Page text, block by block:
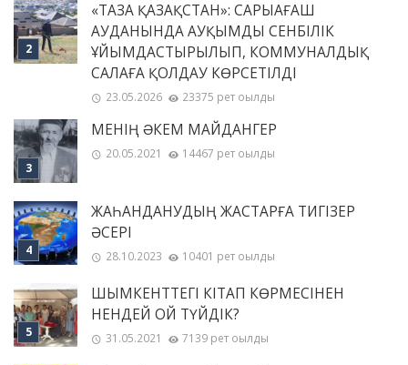
«ТАЗА ҚАЗАҚСТАН»: САРЫАҒАШ
АУДАНЫНДА АУҚЫМДЫ СЕНБІЛІК
ҰЙЫМДАСТЫРЫЛЫП, КОММУНАЛДЫҚ
САЛАҒА ҚОЛДАУ КӨРСЕТІЛДІ
23.05.2026 23375 рет оқылды
МЕНІҢ ƏКЕМ МАЙДАНГЕР
20.05.2021 14467 рет оқылды
ЖАҺАНДАНУДЫҢ ЖАСТАРҒА ТИГІЗЕР
ӘСЕРІ
28.10.2023 10401 рет оқылды
ШЫМКЕНТТЕГІ КІТАП КӨРМЕСІНЕН
НЕНДЕЙ ОЙ ТҮЙДІК?
31.05.2021 7139 рет оқылды